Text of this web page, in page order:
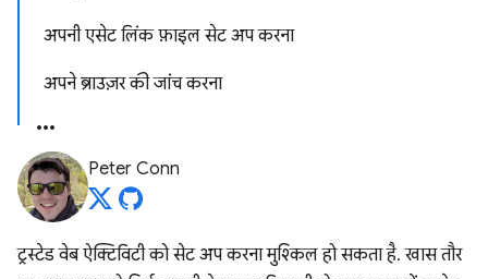
अपनी एसेट लिंक फ़ाइल सेट अप करना
अपने ब्राउज़र की जांच करना
Peter Conn
ट्रस्टेड वेब ऐक्टिविटी को सेट अप करना मुश्किल हो सकता है. खास तौर